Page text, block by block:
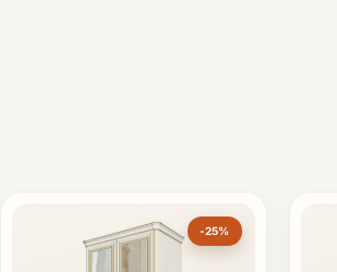
-25%